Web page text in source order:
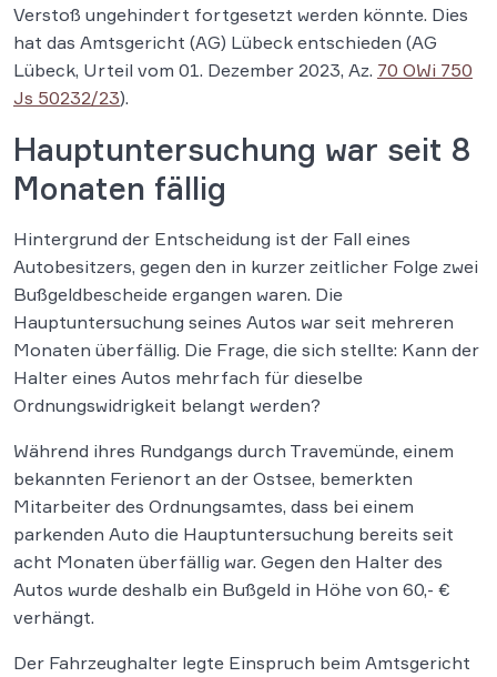
Verstoß ungehindert fortgesetzt werden könnte. Dies
hat das Amtsgericht (AG) Lübeck entschieden (AG
Lübeck, Urteil vom 01. Dezember 2023, Az. 70 OWi 750
Js 50232/23).
Hauptuntersuchung war seit 8
Monaten fällig
Hintergrund der Entscheidung ist der Fall eines
Autobesitzers, gegen den in kurzer zeitlicher Folge zwei
Bußgeldbescheide ergangen waren. Die
Hauptuntersuchung seines Autos war seit mehreren
Monaten überfällig. Die Frage, die sich stellte: Kann der
Halter eines Autos mehrfach für dieselbe
Ordnungswidrigkeit belangt werden?
Während ihres Rundgangs durch Travemünde, einem
bekannten Ferienort an der Ostsee, bemerkten
Mitarbeiter des Ordnungsamtes, dass bei einem
parkenden Auto die Hauptuntersuchung bereits seit
acht Monaten überfällig war. Gegen den Halter des
Autos wurde deshalb ein Bußgeld in Höhe von 60,- €
verhängt.
Der Fahrzeughalter legte Einspruch beim Amtsgericht